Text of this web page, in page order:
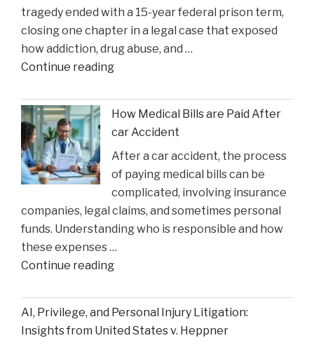
Time
for
Suns
Clash"
tragedy ended with a 15-year federal prison term,
closing one chapter in a legal case that exposed
how addiction, drug abuse, and …
Continue reading"Ketamine
Faces
Sentencing
in
the
Matthew
Perry
Overdose
Tragedy"
How Medical Bills are Paid After
car Accident
After a car accident, the process
of paying medical bills can be
complicated, involving insurance
companies, legal claims, and sometimes personal
funds. Understanding who is responsible and how
these expenses …
Continue reading"How
Bills
are
Paid
AI, Privilege, and Personal Injury Litigation:
Insights from United States v. Heppner